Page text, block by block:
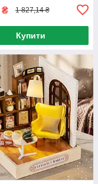
₴ 1 827,14 ₴
Купити